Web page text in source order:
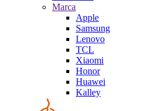
Marca
Apple
Samsung
Lenovo
TCL
Xiaomi
Honor
Huawei
Kalley